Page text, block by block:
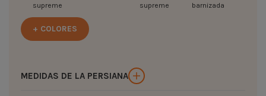
supreme
supreme
barnizada
+ COLORES
MEDIDAS DE LA PERSIANA